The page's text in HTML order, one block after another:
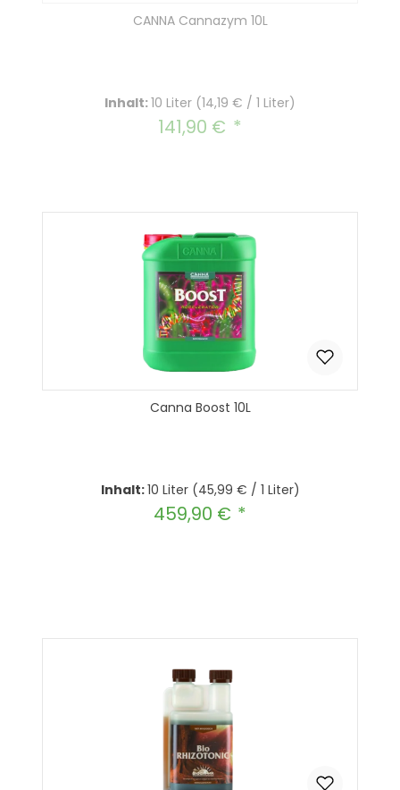
CANNA Cannazym 10L
Inhalt:10 Liter (14,19 € / 1 Liter)
Regulärer Preis:
141,90 €
Canna Boost 10L
Inhalt:10 Liter (45,99 € / 1 Liter)
Regulärer Preis:
459,90 €